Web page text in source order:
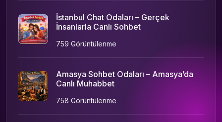
İstanbul Chat Odaları – Gerçek
İnsanlarla Canlı Sohbet
759 Görüntülenme
Amasya Sohbet Odaları – Amasya’da
Canlı Muhabbet
758 Görüntülenme